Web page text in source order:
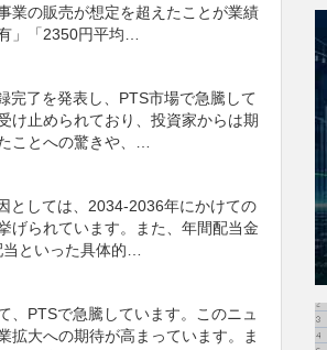
業の販売が想定を超えたことが業績
」「2350円平均…
完了を発表し、PTS市場で急騰して
け止められており、投資家からは期
ことへの驚きや、…
としては、2034-2036年にかけての
げられています。また、年間配当金
といった具体的…
、PTSで急騰しています。このニュ
拡大への期待が高まっています。ま